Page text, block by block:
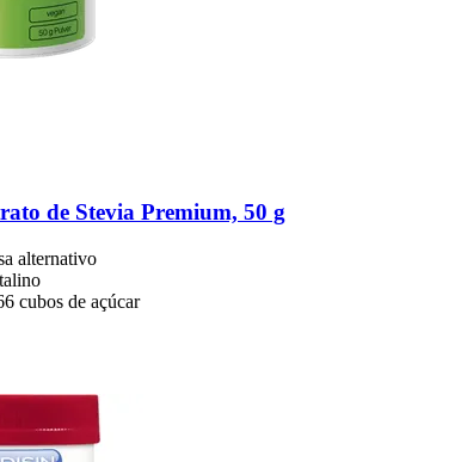
de Stevia Premium, 50 g
alternativo
cubos de açúcar